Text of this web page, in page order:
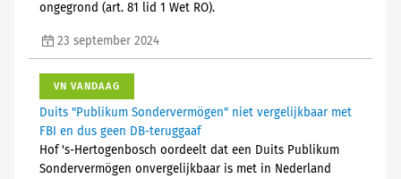
ongegrond (art. 81 lid 1 Wet RO).
23 september 2024
VN VANDAAG
Duits "Publikum Sondervermögen" niet vergelijkbaar met
FBI en dus geen DB-teruggaaf
Hof 's-Hertogenbosch oordeelt dat een Duits Publikum
Sondervermögen onvergelijkbaar is met in Nederland